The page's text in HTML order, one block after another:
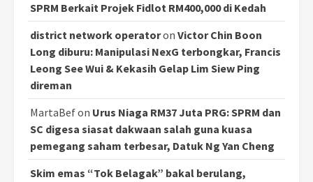
SPRM Berkait Projek Fidlot RM400,000 di Kedah
district network operatoron Victor Chin Boon
Long diburu: Manipulasi NexG terbongkar, Francis
Leong See Wui & Kekasih Gelap Lim Siew Ping
direman
MartaBefon Urus Niaga RM37 Juta PRG: SPRM dan
SC digesa siasat dakwaan salah guna kuasa
pemegang saham terbesar, Datuk Ng Yan Cheng
Skim emas “Tok Belagak” bakal berulang,